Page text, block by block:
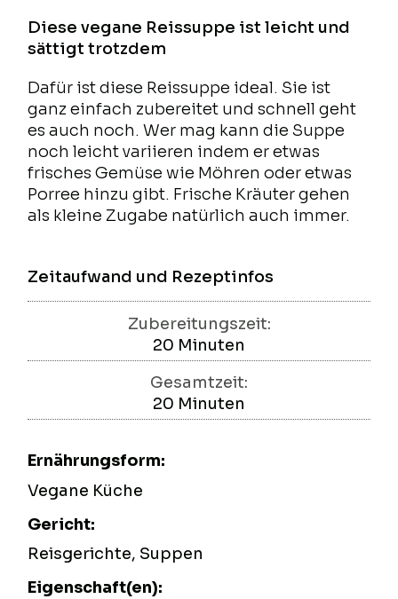
Diese vegane Reissuppe ist leicht und
sättigt trotzdem
Dafür ist diese Reissuppe ideal. Sie ist
ganz einfach zubereitet und schnell geht
es auch noch. Wer mag kann die Suppe
noch leicht variieren indem er etwas
frisches Gemüse wie Möhren oder etwas
Porree hinzu gibt. Frische Kräuter gehen
als kleine Zugabe natürlich auch immer.
Zeitaufwand und Rezeptinfos
Zubereitungszeit:
20 Minuten
Minuten
Gesamtzeit:
20 Minuten
Minuten
Ernährungsform:
Vegane Küche
Gericht:
Reisgerichte, Suppen
Eigenschaft(en):